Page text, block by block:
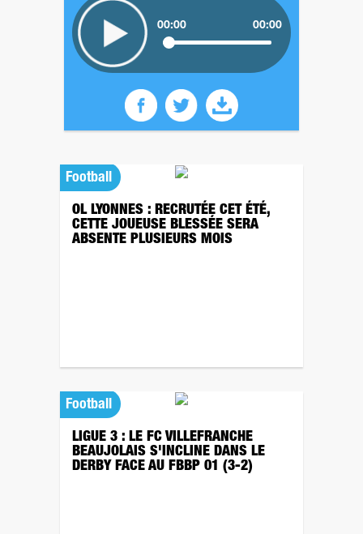
00:00 00:00
Football
OL LYONNES : RECRUTÉE CET ÉTÉ,
CETTE JOUEUSE BLESSÉE SERA
ABSENTE PLUSIEURS MOIS
Football
LIGUE 3 : LE FC VILLEFRANCHE
BEAUJOLAIS S'INCLINE DANS LE
DERBY FACE AU FBBP 01 (3-2)